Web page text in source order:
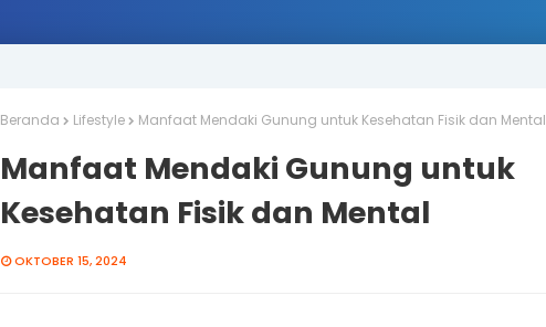
Beranda Lifestyle Manfaat Mendaki Gunung untuk Kesehatan Fisik dan Mental
Manfaat Mendaki Gunung untuk
Kesehatan Fisik dan Mental
OKTOBER 15, 2024